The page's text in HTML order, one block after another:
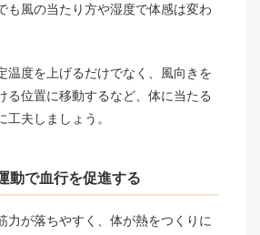
も風の当たり方や湿度で体感は変わ
温度を上げるだけでなく、風向きを
る位置に移動するなど、体に当たる
夫しましょう。
動で血行を促進する
力が落ちやすく、体が熱をつくりに